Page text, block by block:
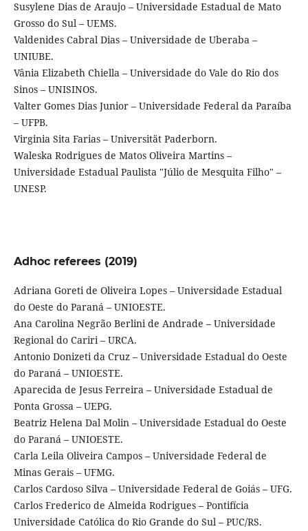
Susylene Dias de Araujo – Universidade Estadual de Mato
Grosso do Sul – UEMS.
Valdenides Cabral Dias – Universidade de Uberaba –
UNIUBE.
Vânia Elizabeth Chiella – Universidade do Vale do Rio dos
Sinos – UNISINOS.
Valter Gomes Dias Junior – Universidade Federal da Paraíba
– UFPB.
Virginia Sita Farias – Universität Paderborn.
Waleska Rodrigues de Matos Oliveira Martins –
Universidade Estadual Paulista "Júlio de Mesquita Filho" –
UNESP.
Adhoc referees (2019)
Adriana Goreti de Oliveira Lopes – Universidade Estadual
do Oeste do Paraná – UNIOESTE.
Ana Carolina Negrão Berlini de Andrade – Universidade
Regional do Cariri – URCA.
Antonio Donizeti da Cruz – Universidade Estadual do Oeste
do Paraná – UNIOESTE.
Aparecida de Jesus Ferreira – Universidade Estadual de
Ponta Grossa – UEPG.
Beatriz Helena Dal Molin – Universidade Estadual do Oeste
do Paraná – UNIOESTE.
Carla Leila Oliveira Campos – Universidade Federal de
Minas Gerais – UFMG.
Carlos Cardoso Silva – Universidade Federal de Goiás – UFG.
Carlos Frederico de Almeida Rodrigues – Pontifícia
Universidade Católica do Rio Grande do Sul – PUC/RS.